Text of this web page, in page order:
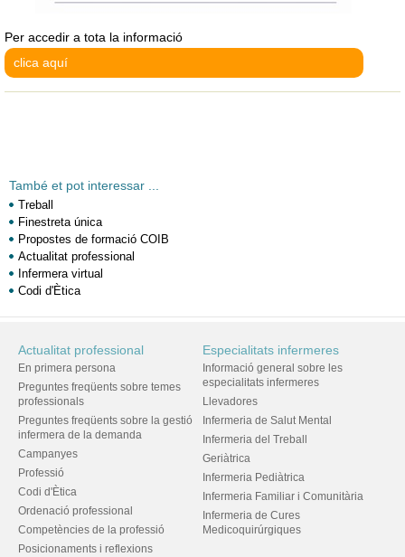
Per accedir a tota la informació
clica aquí
També et pot interessar ...
Treball
Finestreta única
Propostes de formació COIB
Actualitat professional
Infermera virtual
Codi d'Ètica
Actualitat professional
En primera persona
Preguntes freqüents sobre temes
professionals
Preguntes freqüents sobre la gestió
infermera de la demanda
Campanyes
Professió
Codi d'Ètica
Ordenació professional
Competències de la professió
Posicionaments i reflexions
Especialitats infermeres
Informació general sobre les
especialitats infermeres
Llevadores
Infermeria de Salut Mental
Infermeria del Treball
Geriàtrica
Infermeria Pediàtrica
Infermeria Familiar i Comunitària
Infermeria de Cures
Medicoquirúrgiques